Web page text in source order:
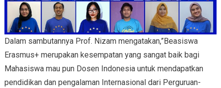
Dalam sambutannya Prof. Nizam mengatakan,”Beasiswa
Erasmus+ merupakan kesempatan yang sangat baik bagi
Mahasiswa mau pun Dosen Indonesia untuk mendapatkan
pendidikan dan pengalaman Internasional dari Perguruan-